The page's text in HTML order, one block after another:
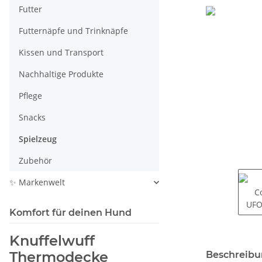
weitere
Futter
Futternäpfe und Trinknäpfe
Kissen und Transport
Nachhaltige Produkte
Pflege
Snacks
Spielzeug
Zubehör
✨ Markenwelt
Komfort für deinen Hund
Knuffelwuff
Thermodecke